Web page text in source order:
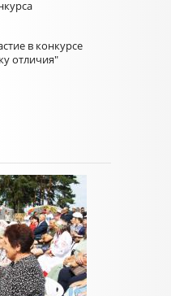
в конкурсе
отличия"